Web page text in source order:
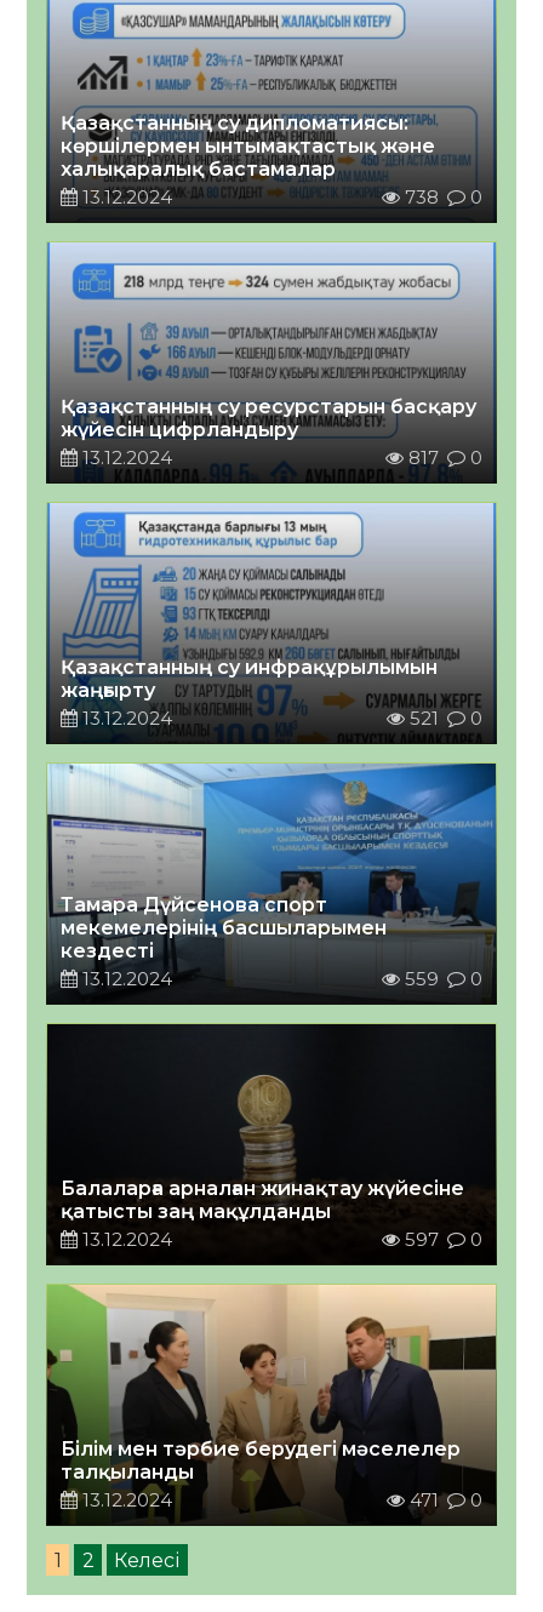
Қазақстанның су дипломатиясы:
көршілермен ынтымақтастық және
халықаралық бастамалар
13.12.2024
738 0
Қазақстанның су ресурстарын басқару
жүйесін цифрландыру
13.12.2024
817 0
Қазақстанның су инфрақұрылымын
жаңғырту
13.12.2024
521 0
Тамара Дүйсенова спорт
мекемелерінің басшыларымен
кездесті
13.12.2024
559 0
Балаларға арналған жинақтау жүйесіне
қатысты заң мақұлданды
13.12.2024
597 0
Білім мен тәрбие берудегі мәселелер
талқыланды
13.12.2024
471 0
1 2 Келесі